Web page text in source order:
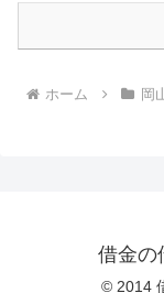
ホーム 岡
借金の
© 2014